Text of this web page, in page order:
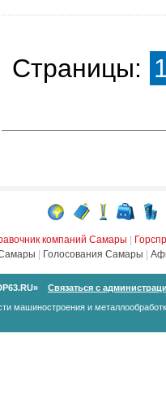
Страницы:
компаний Самары
Голосования Самары
Связаться с
машиностроения и